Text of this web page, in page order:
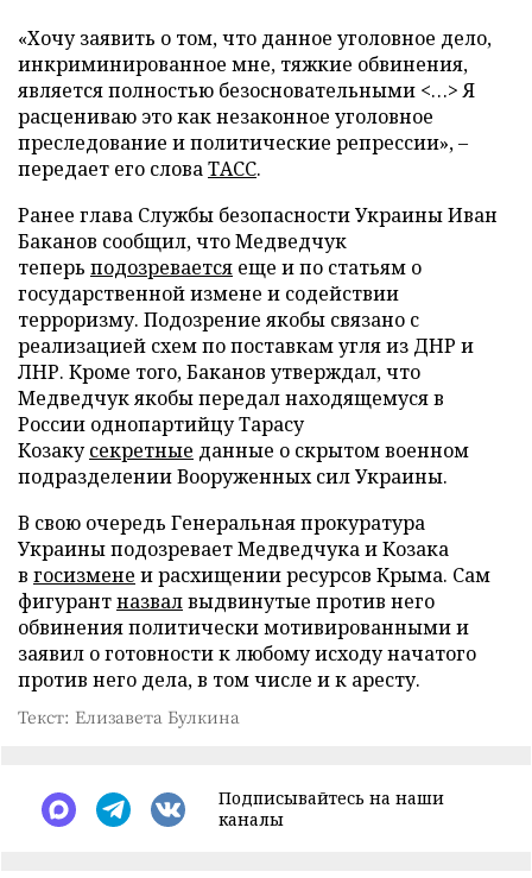
«Хочу заявить о том, что данное уголовное дело,
инкриминированное мне, тяжкие обвинения,
является полностью безосновательными <…> Я
расцениваю это как незаконное уголовное
преследование и политические репрессии», –
передает его словаТАСС.
Ранее глава Службы безопасности Украины Иван
Баканов сообщил, что Медведчук
теперь подозревается еще и по статьям о
государственной измене и содействии
терроризму. Подозрение якобы связано с
реализацией схем по поставкам угля из ДНР и
ЛНР. Кроме того, Баканов утверждал, что
Медведчук якобы передал находящемуся в
России однопартийцу Тарасу
Козакусекретные данные о скрытом военном
подразделении Вооруженных сил Украины.
В свою очередь Генеральная прокуратура
Украины подозревает Медведчука и Козака
в госизмене и расхищении ресурсов Крыма. Сам
фигурантназвалвыдвинутые против него
обвинения политически мотивированными и
заявил о готовности к любому исходу начатого
против него дела, в том числе и к аресту.
Текст: Елизавета Булкина
Подписывайтесь на наши
каналы